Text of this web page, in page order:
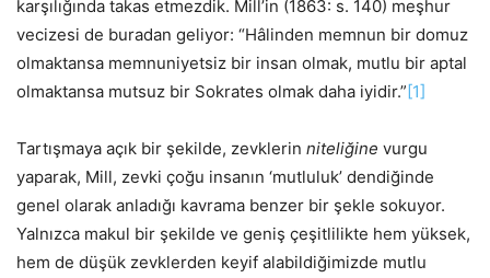
karşılığında takas etmezdik. Mill’in (1863: s. 140) meşhur
vecizesi de buradan geliyor: “Hâlinden memnun bir domuz
olmaktansa memnuniyetsiz bir insan olmak, mutlu bir aptal
olmaktansa mutsuz bir Sokrates olmak daha iyidir.”[1]
Tartışmaya açık bir şekilde, zevklerin niteliğine vurgu
yaparak, Mill, zevki çoğu insanın ‘mutluluk’ dendiğinde
genel olarak anladığı kavrama benzer bir şekle sokuyor.
Yalnızca makul bir şekilde ve geniş çeşitlilikte hem yüksek,
hem de düşük zevklerden keyif alabildiğimizde mutlu